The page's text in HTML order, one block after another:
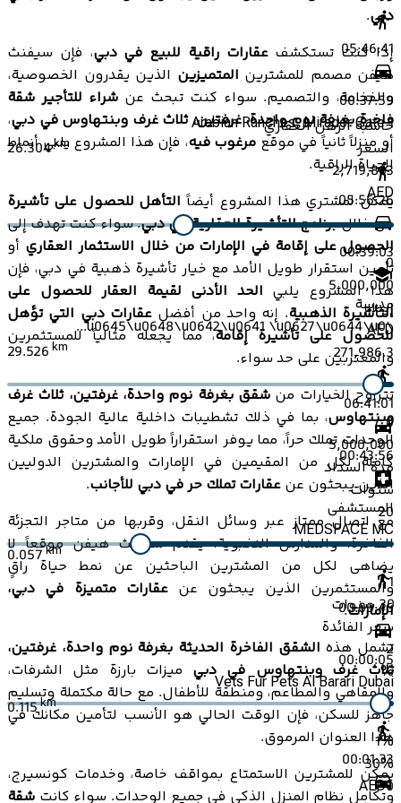
دبي.
إذا كنت تستكشفعقارات راقية للبيع في دبي، فإن سيفنث
هيفن مصمم للمشترين المتميزين الذين يقدرون الخصوصية،
والفخامة، والتصميم. سواء كنت تبحث عن شراء للتأجير شقة
فاخرة بغرفة نوم واحدة، غرفتين، ثلاث غرف وبنتهاوس في دبي،
أو منزلاً ثانياً في موقع مرغوب فيه، فإن هذا المشروع يلبي أنماط
الحياة الراقية.
يمكن لمشتري هذا المشروع أيضاً التأهل للحصول على تأشيرة
من خلالبرنامج التأشيرة العقارية في دبي. سواء كنت تهدف إلى
الحصول على إقامة في الإمارات من خلال الاستثمار العقاري أو
تأمين استقرار طويل الأمد مع خيار تأشيرة ذهبية في دبي، فإن
هذا المشروع يلبي الحد الأدنى لقيمة العقار للحصول على
التأشيرة الذهبية. إنه واحد من أفضل عقارات دبي التي تؤهل
للحصول على تأشيرة إقامة، مما يجعله مثالياً للمستثمرين
والمغتربين على حد سواء.
تتراوح الخيارات من شقق بغرفة نوم واحدة، غرفتين، ثلاث غرف
وبنتهاوس، بما في ذلك تشطيبات داخلية عالية الجودة. جميع
الوحدات تملك حراً، مما يوفر استقراراً طويل الأمد وحقوق ملكية
كاملة لكل من المقيمين في الإمارات والمشترين الدوليين
الذين يبحثون عن عقارات تملك حر في دبي للأجانب.
مع اتصال ممتاز عبر وسائل النقل، وقربها من متاجر التجزئة
الفاخرة، والمدارس النخبوية، يقدم سيفنث هيفن موقعاً لا
يضاهى لكل من المشترين الباحثين عن نمط حياة راقٍ
والمستثمرين الذين يبحثون عنعقارات متميزة في دبي،
الإمارات.
تشمل هذه الشقق الفاخرة الحديثة بغرفة نوم واحدة، غرفتين،
ثلاث غرف وبنتهاوس في دبي ميزات بارزة مثل الشرفات،
والمقاهي والمطاعم، ومنطقة للأطفال. مع حالة مكتملة وتسليم
جاهز للسكن، فإن الوقت الحالي هو الأنسب لتأمين مكانك في
هذا العنوان المرموق.
يمكن للمشترين الاستمتاع بمواقف خاصة، وخدمات كونسيرج،
وتكامل نظام المنزل الذكي في جميع الوحدات. سواء كانت شقة
05:46:41
00:37:59
Arabian Ranches, Mirador Gate 1
26.304km
05:56:26
00:39:03
مدرسة
\u0645\u0648\u0642\u0641 \u0627\u0644\u0...
29.526 km
06:41:01
00:43:56
المستشفى
MEDSPACE MC
0.057km
00:00:46
00:00:05
Vets Fur Pets Al Barari Dubai
0.115km
00:01:33
حاسبة الرهن العقاري
السعر
2,719,863
AED
0
5,000,000
إيداع
AED
271,986.3
0
5,000,000
مدة السداد
سنوات
20
1
30سنوات
سعر الفائدة
2
%
1%
30%
AED0